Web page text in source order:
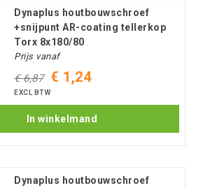
Dynaplus houtbouwschroef
+snijpunt AR-coating tellerkop
Torx 8x180/80
Prijs vanaf
€ 6,87 € 1,24
EXCL BTW
In winkelmand
Dynaplus houtbouwschroef